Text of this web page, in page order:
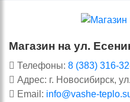
Магазин на ул.
Телефоны: 8 (383) 316-
Адрес: г. Новосибирск,
Email: info@vashe-